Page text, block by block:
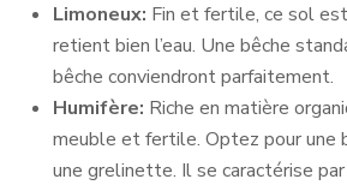
Limoneux: Fin et fertile, ce sol
retient bien l’eau. Une bêche
bêche conviendront parfaitement.
Humifère: Riche en matière
meuble et fertile. Optez pour une
une grelinette. Il se caractérise